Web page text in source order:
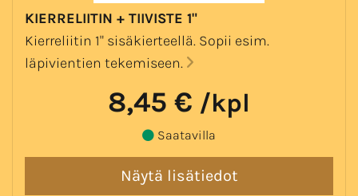
KIERRELIITIN + TIIVISTE 1"
Kierreliitin 1" sisäkierteellä. Sopii esim.
läpivientien tekemiseen.
8,45 € /kpl
Saatavilla